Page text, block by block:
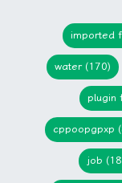
imported
water (170)
plugin
cppoopgpxp
job